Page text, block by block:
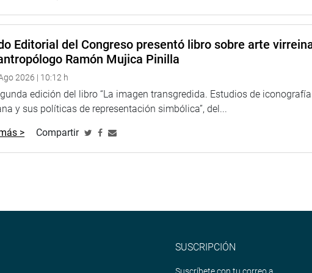
otros, en proyectos de ley de los congresistas de Podemos Perú
Darwin Espinoza y Guido Bellido, también servirá para inyectar
reactivación económica, pues dinamizará la economía e impulsará los
y las micro y pequeñas empresas.
GÁLVEZ
Editorial del Congreso presentó libro sobre arte
Ramón Mujica Pinilla
2026 | 10:12 h
edición del libro “La imagen transgredida. Estudios de iconografía
y sus políticas de representación simbólica”, del...
> Compartir
SUSCRIPCIÓN
Suscríbete con tu correo a